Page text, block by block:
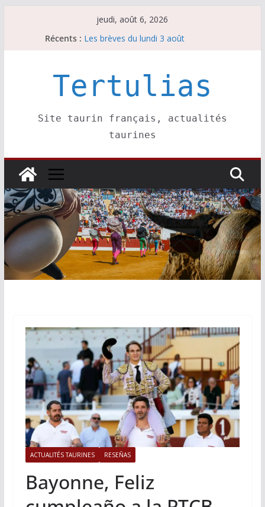
jeudi, août 6, 2026
Récents : Les brèves du lundi 3 août
Les brèves du mardi 4 août
La Sokamuturra de Pasai Donibane
Tertulias
Site taurin français, actualités
taurines
ACTUALITÉS TAURINES RESEÑAS
Bayonne, Feliz